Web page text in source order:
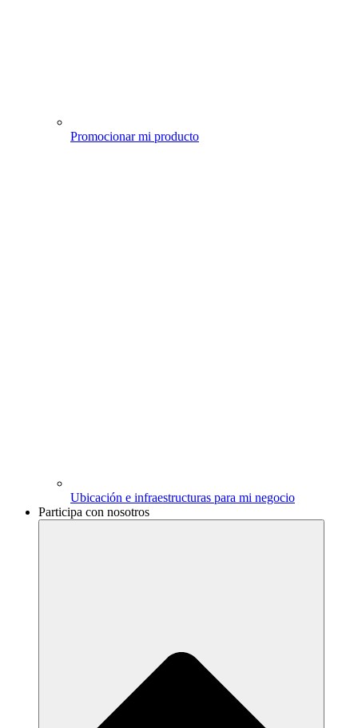
Promocionar mi producto
Ubicación e infraestructuras para mi negocio
Participa con nosotros